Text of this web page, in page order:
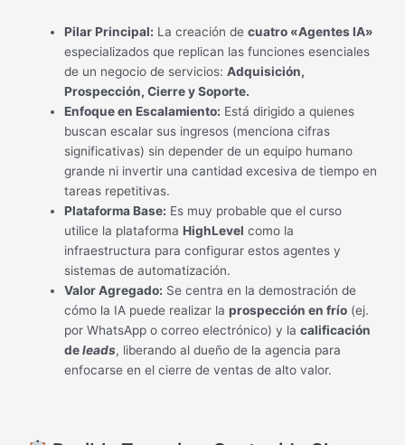
Pilar Principal: La creación decuatro «Agentes IA»
especializados que replican las funciones esenciales
de un negocio de servicios:Adquisición,
Prospección, Cierre y Soporte.
Enfoque en Escalamiento: Está dirigido a quienes
buscan escalar sus ingresos (menciona cifras
significativas) sin depender de un equipo humano
grande ni invertir una cantidad excesiva de tiempo en
tareas repetitivas.
Plataforma Base: Es muy probable que el curso
utilice la plataformaHighLevel como la
infraestructura para configurar estos agentes y
sistemas de automatización.
Valor Agregado: Se centra en la demostración de
cómo la IA puede realizar laprospección en frío (ej.
por WhatsApp o correo electrónico) y lacalificación
deleads, liberando al dueño de la agencia para
enfocarse en el cierre de ventas de alto valor.